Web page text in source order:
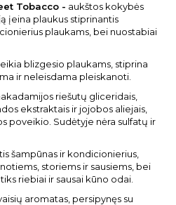
Tobacco - aukštos kokybės
įeina plaukus stiprinantis
plaukams, bei nuostabiai
blizgesio plaukams, stiprina
ir neleisdama pleiskanoti.
riešutų gliceridais,
ekstraktais ir jojobos aliejais,
poveikio. Sudėtyje nėra sulfatų ir
šampūnas ir kondicionierius,
storiems ir sausiems, bei
riebiai ir sausai kūno odai.
aromatas, persipynęs su